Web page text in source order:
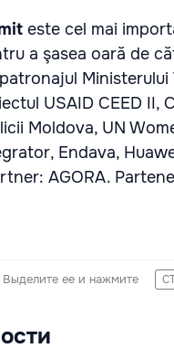
este cel mai
a şasea oară de
USAID CEED II,
Moldova, UN
Endava,
AGORA.
Выделите ее и нажмите